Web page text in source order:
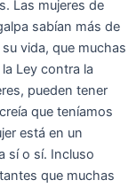
Las mujeres de
sabían más de
vida, que muchas
Ley contra la
pueden tener
que teníamos
está en un
sí o sí. Incluso
que muchas